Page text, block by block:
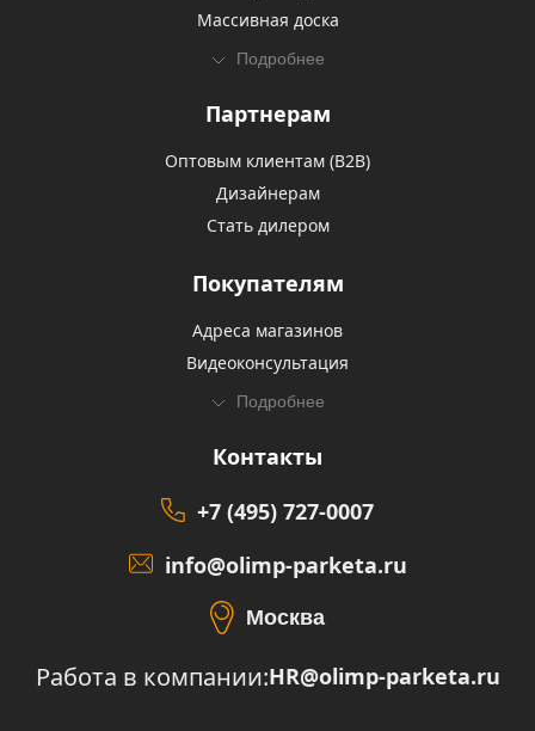
Массивная доска
Подробнее
Партнерам
Оптовым клиентам (В2В)
Дизайнерам
Стать дилером
Покупателям
Адреса магазинов
Видеоконсультация
Подробнее
Контакты
+7 (495) 727-0007
info@olimp-parketa.ru
Москва
Работа в компании:HR@olimp-parketa.ru